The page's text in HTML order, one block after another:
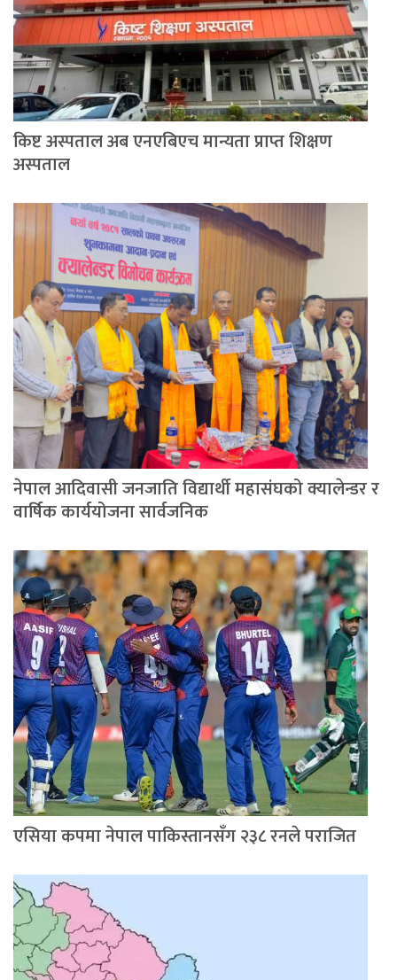
किष्ट अस्पताल अब एनएबिएच मान्यता प्राप्त शिक्षण
अस्पताल
नेपाल आदिवासी जनजाति विद्यार्थी महासंघको क्यालेन्डर र
वार्षिक कार्ययोजना सार्वजनिक
एसिया कपमा नेपाल पाकिस्तानसँग २३८ रनले पराजित